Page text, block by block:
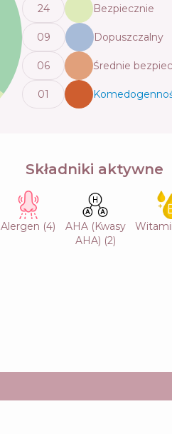
24 Bezpiecznie
09 Dopuszczalny
06 Średnie
01
Składniki aktywne
Alergen (4)
AHA (Kwasy
AHA) (2)